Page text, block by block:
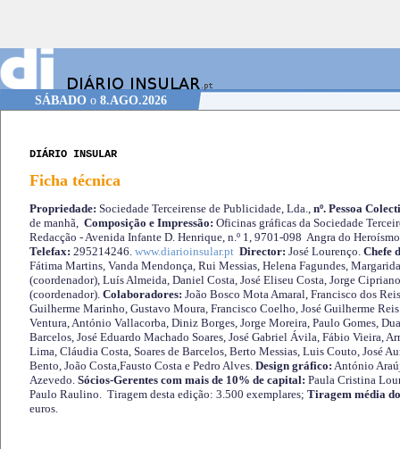
SÁBADOo 8.AGO.2026
DIÁRIO INSULAR
Ficha técnica
Propriedade: Sociedade Terceirense de Publicidade, Lda., nº. Pessoa
de manhã, Composição e Impressão: Oficinas gráficas da Sociedade
Redacção - Avenida Infante D. Henrique, n.º 1, 9701-098 Angra do
Telefax: 295214246. www.diarioinsular.pt Director: José Lourenço. Chefe
Fátima Martins, Vanda Mendonça, Rui Messias, Helena Fagundes,
(coordenador), Luís Almeida, Daniel Costa, José Eliseu Costa, Jorge
(coordenador). Colaboradores: João Bosco Mota Amaral, Francisco dos
Guilherme Marinho, Gustavo Moura, Francisco Coelho, José Guilherme
Ventura, António Vallacorba, Diniz Borges, Jorge Moreira, Paulo Gomes,
Barcelos, José Eduardo Machado Soares, José Gabriel Ávila, Fábio Vieira,
Lima, Cláudia Costa, Soares de Barcelos, Berto Messias, Luis Couto, José
Bento, João Costa,Fausto Costa e Pedro Alves. Design gráfico: António
Azevedo. Sócios-Gerentes com mais de 10% de capital: Paula Cristina
Paulo Raulino. Tiragem desta edição: 3.500 exemplares; Tiragem média
euros.